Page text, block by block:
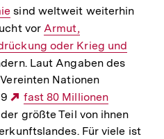
sind weltweit weiterhin
vorInterner
Link:
Armut,
oder Krieg und
Laut Angaben des
Nationen
Externer
Link:
fast 80 Millionen
der größte Teil von ihnen
Für viele ist